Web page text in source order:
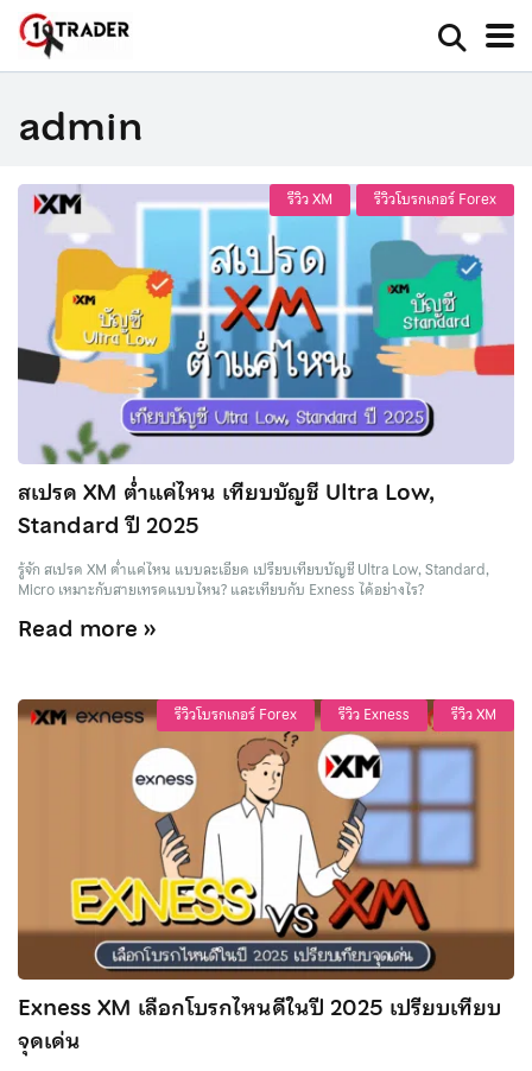
admin
รีวิว XM รีวิวโบรกเกอร์ Forex
สเปรด XM ต่ำแค่ไหน เทียบบัญชี Ultra Low,
Standard ปี 2025
รู้จัก สเปรด XM ต่ำแค่ไหน แบบละเอียด เปรียบเทียบบัญชี Ultra Low, Standard,
Micro เหมาะกับสายเทรดแบบไหน? และเทียบกับ Exness ได้อย่างไร?
Read more »
รีวิวโบรกเกอร์ Forex รีวิว Exness รีวิว XM
Exness XM เลือกโบรกไหนดีในปี 2025 เปรียบเทียบ
จุดเด่น